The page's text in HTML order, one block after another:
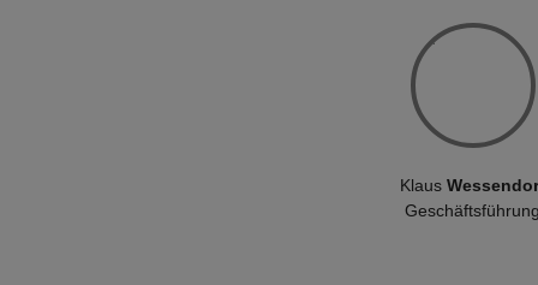
Klaus
Geschäftsführung